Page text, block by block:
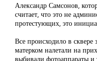
Александр Самсонов,
считает, что это не
протестующих, это
Все происходило в
матерком налетали на
выбивали фотоаппараты